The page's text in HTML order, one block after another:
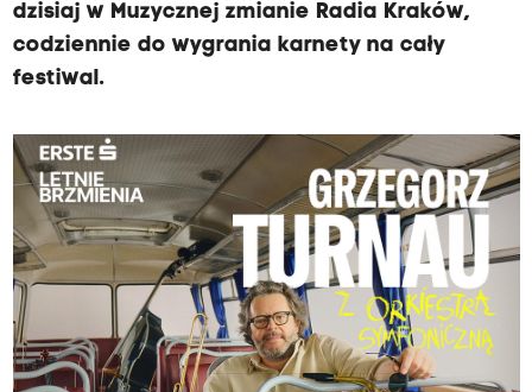
dzisiaj w Muzycznej zmianie Radia Kraków,
codziennie do wygrania karnety na cały
festiwal.